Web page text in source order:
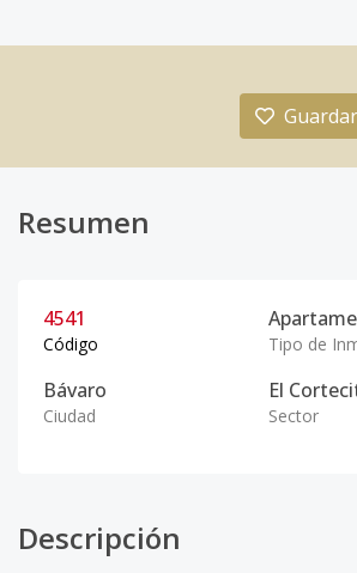
Resumen
4541
Código Tipo de
Bávaro
Ciudad
El
Sector
Descripción